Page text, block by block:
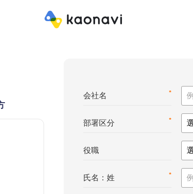
*
会社名
*
部署区分
役職
*
氏名：姓